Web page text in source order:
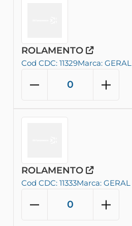
ROLAMENTO
Cod CDC: 11329Marca: GERAL
ROLAMENTO
Cod CDC: 11333Marca: GERAL